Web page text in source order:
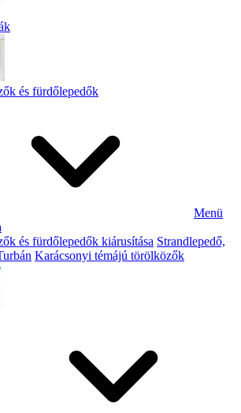
és fürdőlepedők
Menü
és fürdőlepedők kiárusítása Strandlepedő,
Karácsonyi témájú törölközők